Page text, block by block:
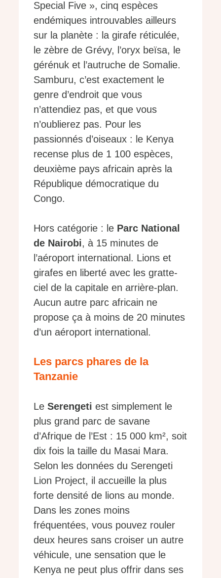
Special Five », cinq espèces
endémiques introuvables ailleurs
sur la planète : la girafe réticulée,
le zèbre de Grévy, l’oryx beïsa, le
gérénuk et l’autruche de Somalie.
Samburu, c’est exactement le
genre d’endroit que vous
n’attendiez pas, et que vous
n’oublierez pas. Pour les
passionnés d’oiseaux : le Kenya
recense plus de 1 100 espèces,
deuxième pays africain après la
République démocratique du
Congo.
Hors catégorie : le Parc National
de Nairobi, à 15 minutes de
l’aéroport international. Lions et
girafes en liberté avec les gratte-
ciel de la capitale en arrière-plan.
Aucun autre parc africain ne
propose ça à moins de 20 minutes
d’un aéroport international.
Les parcs phares de la
Tanzanie
Le Serengeti est simplement le
plus grand parc de savane
d’Afrique de l’Est : 15 000 km², soit
dix fois la taille du Masai Mara.
Selon les données du Serengeti
Lion Project, il accueille la plus
forte densité de lions au monde.
Dans les zones moins
fréquentées, vous pouvez rouler
deux heures sans croiser un autre
véhicule, une sensation que le
Kenya ne peut plus offrir dans ses